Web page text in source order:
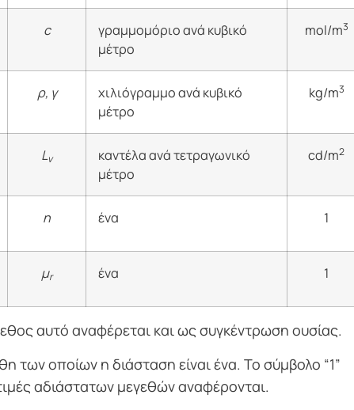
c
γραμμομόριο ανά κυβικό
μέτρο
mol/m3
ρ, γ
χιλιόγραμμο ανά κυβικό
μέτρο
kg/m3
Lv
καντέλα ανά τετραγωνικό
μέτρο
cd/m2
n ένα 1
μr ένα 1
αυτό αναφέρεται και ως συγκέντρωση ουσίας.
των οποίων η διάσταση είναι ένα. Το σύμβολο “1”
αδιάστατων μεγεθών αναφέρονται.